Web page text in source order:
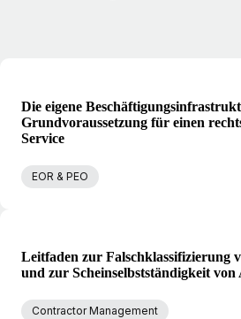
Die eigene
Grundvoraussetzung für einen
Service
EOR & PEO
Leitfaden zur Falschklassifizierung
und zur Scheinselbstständigkeit
Contractor Management